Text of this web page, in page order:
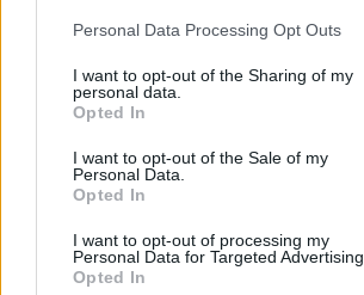
Personal Data Processing Opt Outs
I want to opt-out of the Sharing of my
personal data.
Opted In
I want to opt-out of the Sale of my
Personal Data.
Opted In
I want to opt-out of processing my
Personal Data for Targeted Advertising.
Opted In